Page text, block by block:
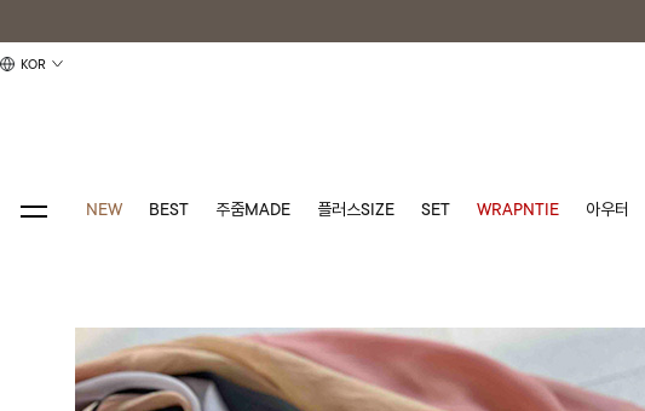
KOR
NEW BEST 주줌MADE 플러스SIZE SET WRAPNTIE 아우터